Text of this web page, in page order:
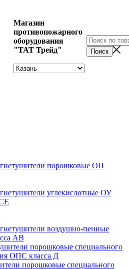
Магазин
противопожарного
оборудования
"ТАТ Трейд"
порошковые ОП
углекислотные ОУ
воздушно-пенные
АВ
порошковые специального